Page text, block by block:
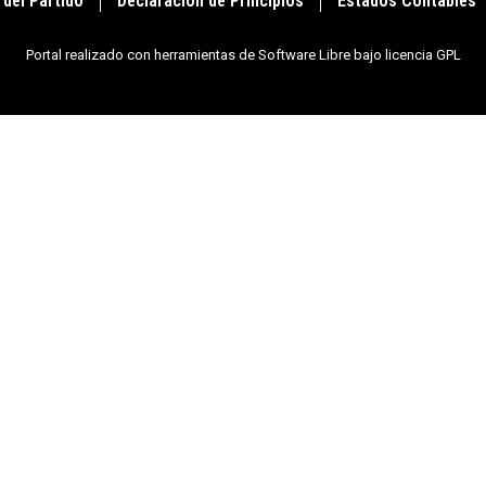
Portal realizado con herramientas de Software Libre bajo licencia GPL